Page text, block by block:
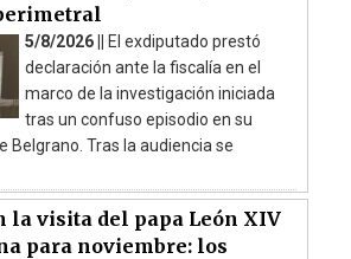
5/8/2026 ||
El exdiputado prestó
declaración ante la fiscalía en el
marco de la investigación iniciada
tras un confuso episodio en su
Belgrano. Tras la audiencia se
la visita del papa León XIV
para noviembre: los